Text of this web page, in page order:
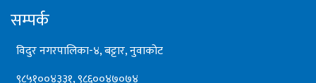
सम्पर्क
विदुर नगरपालिका-४, बट्टार, नुवाकोट
९८५१००४३३१, ९८६००४७०७४